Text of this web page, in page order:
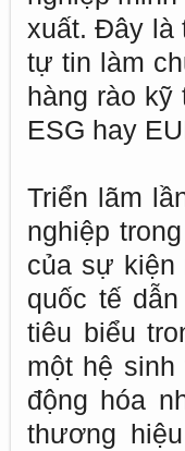
xuất. Đây là
tự tin làm
hàng rào
ESG hay
Triển lãm
nghiệp
của sự kiện
quốc tế
tiêu biểu
một hệ
động hóa
thương